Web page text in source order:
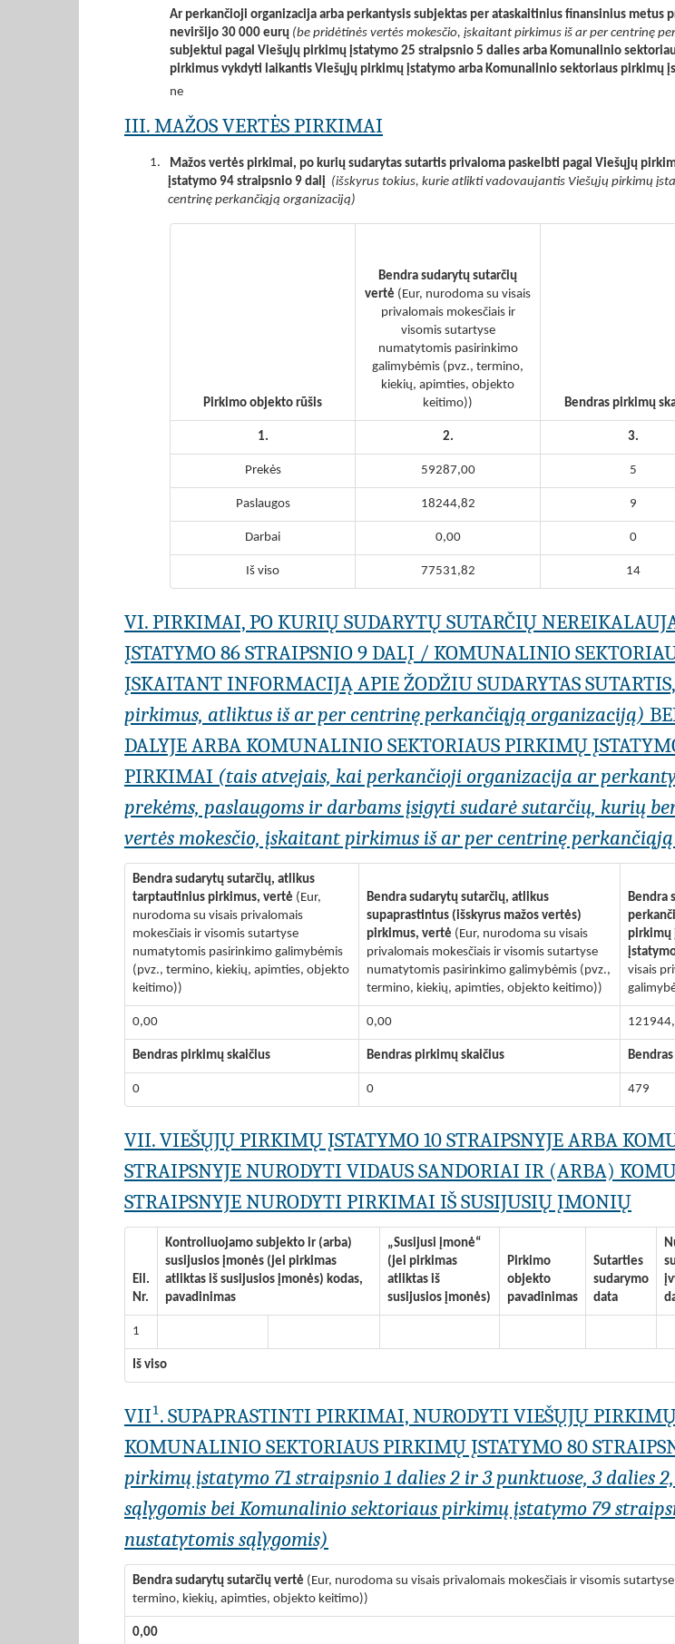
Ar perkančioji organizacija arba perkantysis subjektas per ataskaitinius finansinius
neviršijo 30 000 eurų (be pridėtinės vertės mokesčio, įskaitant pirkimus iš ar per centrinę
subjektui pagal Viešųjų pirkimų įstatymo 25 straipsnio 5 dalies arba Komunalinio
pirkimus vykdyti laikantis Viešųjų pirkimų įstatymo arba Komunalinio sektoriaus pirkimų
ne
III. MAŽOS VERTĖS PIRKIMAI
1.
Mažos vertės pirkimai, po kurių sudarytas sutartis privaloma paskelbti pagal Viešųjų
įstatymo 94 straipsnio 9 dalį (išskyrus tokius, kurie atlikti vadovaujantis Viešųjų pirkimų
centrinę perkančiąją organizaciją)
Pirkimo objekto rūšis
Bendra sudarytų sutarčių
vertė (Eur, nurodoma su visais
privalomais mokesčiais ir
visomis sutartyse
numatytomis pasirinkimo
galimybėmis (pvz., termino,
kiekių, apimties, objekto
keitimo))
Bendras pirkimų
1. 2. 3.
Prekės 59287,00 5
Paslaugos 18244,82 9
Darbai 0,00 0
Iš viso 77531,82 14
VI. PIRKIMAI, PO KURIŲ SUDARYTŲ SUTARČIŲ
ĮSTATYMO 86 STRAIPSNIO 9 DALĮ / KOMUNALINIO
ĮSKAITANT INFORMACIJĄ APIE ŽODŽIU SUDARYTAS
pirkimus, atliktus iš ar per centrinę perkančiąją organizaciją)
DALYJE ARBA KOMUNALINIO SEKTORIAUS PIRKIMŲ
PIRKIMAI (tais atvejais, kai perkančioji organizacija ar
prekėms, paslaugoms ir darbams įsigyti sudarė sutarčių, kurių
vertės mokesčio, įskaitant pirkimus iš ar per centrinę
Bendra sudarytų sutarčių, atlikus
tarptautinius pirkimus, vertė (Eur,
nurodoma su visais privalomais
mokesčiais ir visomis sutartyse
numatytomis pasirinkimo galimybėmis
(pvz., termino, kiekių, apimties, objekto
keitimo))
Bendra sudarytų sutarčių, atlikus
supaprastintus (išskyrus mažos vertės)
pirkimus, vertė (Eur, nurodoma su visais
privalomais mokesčiais ir visomis sutartyse
numatytomis pasirinkimo galimybėmis (pvz.,
termino, kiekių, apimties, objekto keitimo))
Bendra
pirkimų
visais
0,00 0,00
Bendras pirkimų skaičius Bendras pirkimų skaičius
0 0 479
VII. VIEŠŲJŲ PIRKIMŲ ĮSTATYMO 10 STRAIPSNYJE ARBA
STRAIPSNYJE NURODYTI VIDAUS SANDORIAI IR (ARBA)
STRAIPSNYJE NURODYTI PIRKIMAI IŠ SUSIJUSIŲ ĮMONIŲ
Eil.
Nr.
Kontroliuojamo subjekto ir (arba)
susijusios įmonės (jei pirkimas
atliktas iš susijusios įmonės) kodas,
pavadinimas
„Susijusi įmonė“
(jei pirkimas
atliktas iš
susijusios įmonės)
Pirkimo
objekto
pavadinimas
Sutarties
sudarymo
data
1
Iš viso
VII¹. SUPAPRASTINTI PIRKIMAI, NURODYTI VIEŠŲJŲ
KOMUNALINIO SEKTORIAUS PIRKIMŲ ĮSTATYMO 80
pirkimų įstatymo 71 straipsnio 1 dalies 2 ir 3 punktuose, 3 dalies
sąlygomis bei Komunalinio sektoriaus pirkimų įstatymo 79
nustatytomis sąlygomis)
Bendra sudarytų sutarčių vertė (Eur, nurodoma su visais privalomais mokesčiais ir visomis
termino, kiekių, apimties, objekto keitimo))
0,00